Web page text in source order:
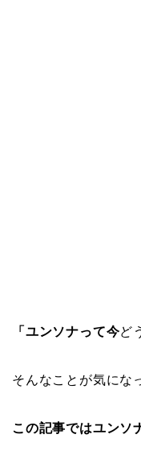
「ユンソナって今ど
そんなことが気にな
この記事ではユンソ